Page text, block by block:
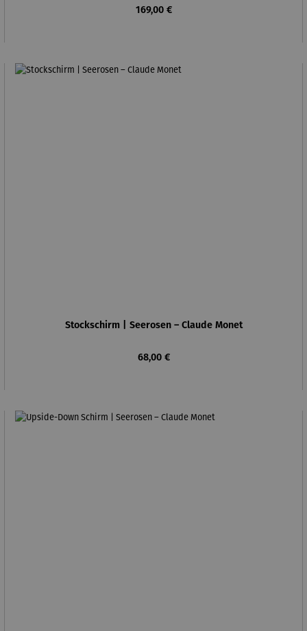
Regulärer Preis:
169,00 €
Stockschirm | Seerosen – Claude Monet
Regulärer Preis:
68,00 €